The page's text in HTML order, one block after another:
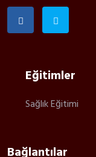
Eğitimler
Sağlık Eğitimi
Bağlantılar